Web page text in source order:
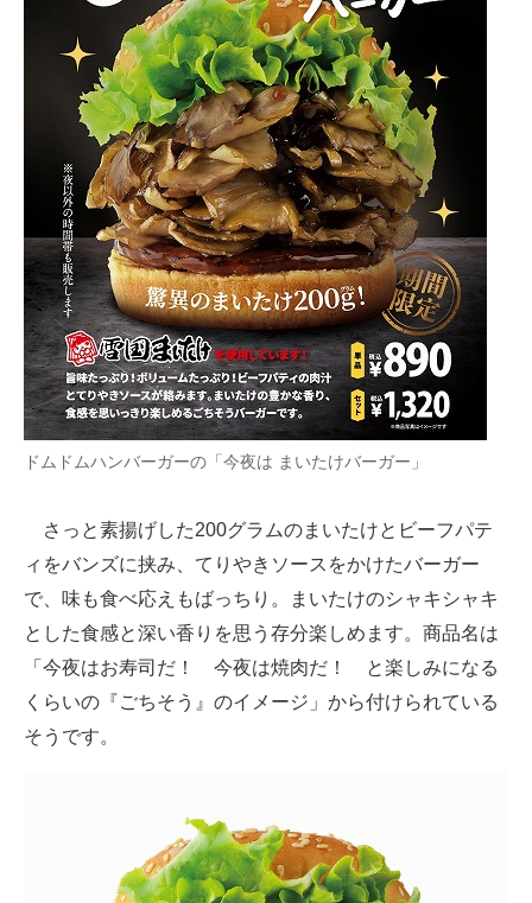
経営リーダーのコミュニティ
マーケ×ITの今がよく分かる
ITエンジニア向け専門サイト
企業向けIT製品の総合サイト
IT製品の技術・比較・事例
製造業のIT導入・活用を支援
モノづくり技術者専門サイト
エレクトロニクス専門サイト
電子設計の基本と応用
建設×テクノロジーの最前線
ドムドムハンバーガーの「今夜は まいたけバーガー」
さっと素揚げした200グラムのまいたけとビーフパテ
ィをバンズに挟み、てりやきソースをかけたバーガー
で、味も食べ応えもばっちり。まいたけのシャキシャキ
とした食感と深い香りを思う存分楽しめます。商品名は
「今夜はお寿司だ！ 今夜は焼肉だ！ と楽しみになる
くらいの『ごちそう』のイメージ」から付けられている
そうです。